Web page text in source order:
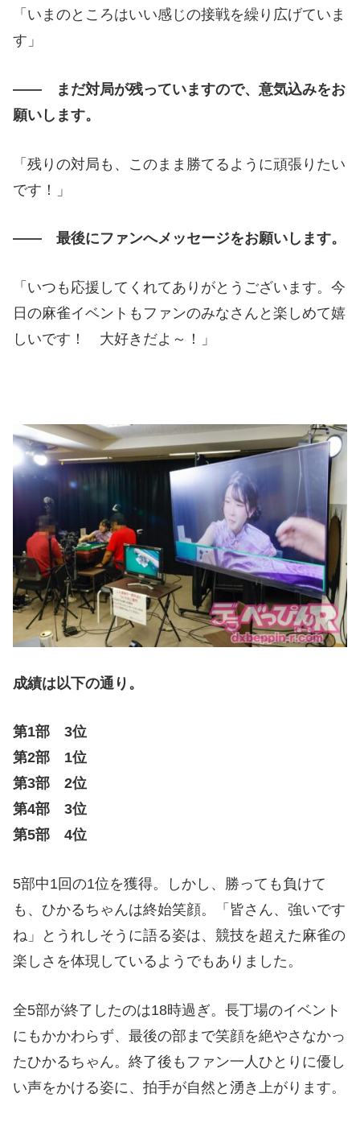
「いまのところはいい感じの接戦を繰り広げていま
す」
―― まだ対局が残っていますので、意気込みをお
願いします。
「残りの対局も、このまま勝てるように頑張りたい
です！」
―― 最後にファンへメッセージをお願いします。
「いつも応援してくれてありがとうございます。今
日の麻雀イベントもファンのみなさんと楽しめて嬉
しいです！ 大好きだよ～！」
成績は以下の通り。
第1部 3位
第2部 1位
第3部 2位
第4部 3位
第5部 4位
5部中1回の1位を獲得。しかし、勝っても負けて
も、ひかるちゃんは終始笑顔。「皆さん、強いです
ね」とうれしそうに語る姿は、競技を超えた麻雀の
楽しさを体現しているようでもありました。
全5部が終了したのは18時過ぎ。長丁場のイベント
にもかかわらず、最後の部まで笑顔を絶やさなかっ
たひかるちゃん。終了後もファン一人ひとりに優し
い声をかける姿に、拍手が自然と湧き上がります。